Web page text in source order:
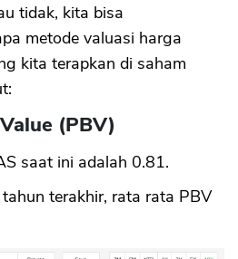
tidak, kita bisa
metode valuasi harga
kita terapkan di saham
(PBV)
saat ini adalah 0.81.
terakhir, rata rata PBV